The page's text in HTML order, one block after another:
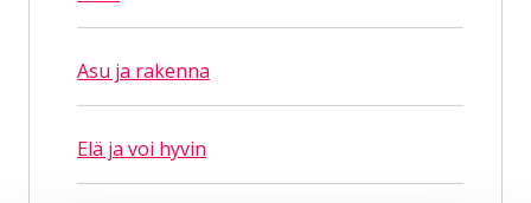
Asu ja rakenna
Elä ja voi hyvin